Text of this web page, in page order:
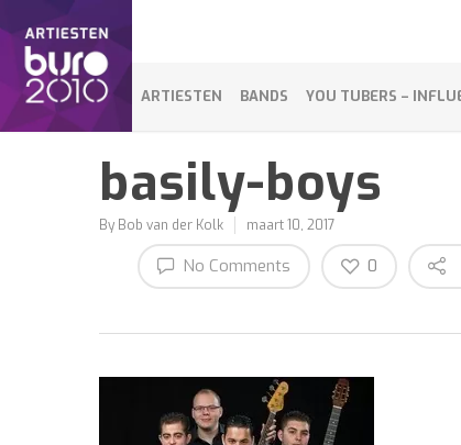
ARTIESTEN BANDS YOU TUBERS –
basily-boys
By Bob van der Kolk maart 10, 2017
No Comments 0